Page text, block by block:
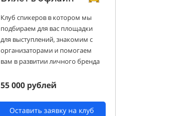
Клуб спикеров в котором мы
подбираем для вас площадки
для выступлений, знакомим с
организаторами и помогаем
вам в развитии личного бренда
55 000 рублей
Оставить заявку на клуб